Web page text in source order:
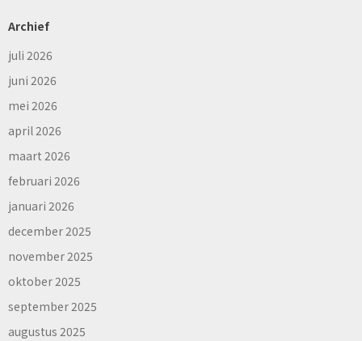
Archief
juli 2026
juni 2026
mei 2026
april 2026
maart 2026
februari 2026
januari 2026
december 2025
november 2025
oktober 2025
september 2025
augustus 2025